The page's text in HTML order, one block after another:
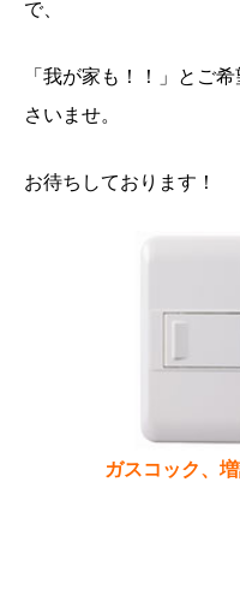
で、
「我が家も！！」とご
さいませ。
お待ちしております！
ガスコック、